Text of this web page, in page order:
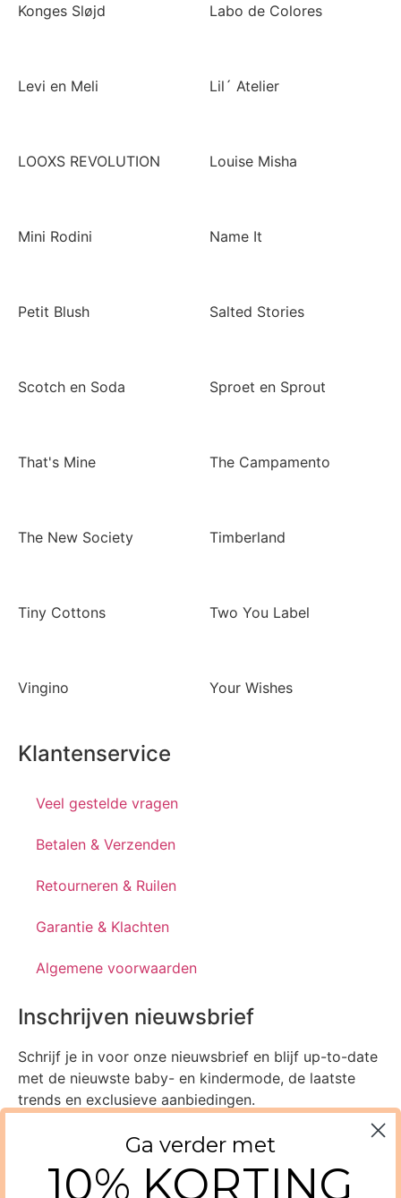
Konges Sløjd Labo de Colores
Levi en Meli Lil´ Atelier
LOOXS REVOLUTION Louise Misha
Mini Rodini Name It
Petit Blush Salted Stories
Scotch en Soda Sproet en Sprout
That's Mine The Campamento
The New Society Timberland
Tiny Cottons Two You Label
Vingino Your Wishes
Klantenservice
Veel gestelde vragen
Betalen & Verzenden
Retourneren & Ruilen
Garantie & Klachten
Algemene voorwaarden
Inschrijven nieuwsbrief
Schrijf je in voor onze nieuwsbrief en blijf up-to-date
met de nieuwste baby- en kindermode, de laatste
trends en exclusieve aanbiedingen.
Ga verder met
10% KORTING
Ja, ik wil verder